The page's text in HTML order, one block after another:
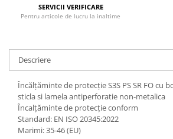
Accesorii
Incaltaminte alba de protectie
Pantofi fara protectie
Protectie chimica
SERVICII VERIFICARE
Pentru articole de lucru la inaltime
Descriere
Încălțăminte de protecție S3S PS SR FO cu
sticla si lamela antiperforatie non-metalica
Încalțăminte de protecție conform
Standard: EN ISO 20345:2022
Marimi: 35-46 (EU)